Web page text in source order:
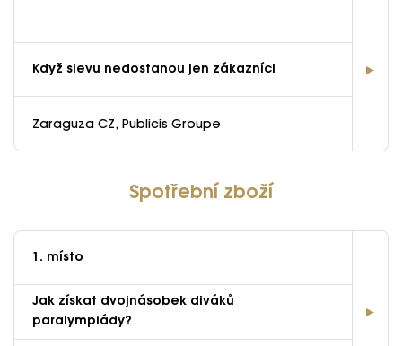
Když slevu nedostanou jen zákazníci
Zaraguza CZ, Publicis Groupe
Spotřební zboží
1. místo
Jak získat dvojnásobek diváků
paralympiády?